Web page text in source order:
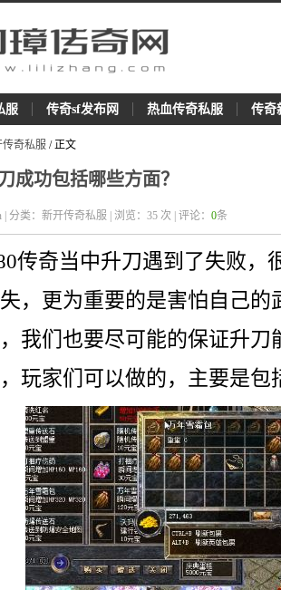
服 传奇sf发布网 热血传奇私服 传奇
传奇私服 / 正文
成功包括哪些方面？
| 分类：新开传奇私服 | 浏览： 35 次 | 评论： 0条
传奇当中升刀遇到了失败，
，更为重要的是害怕自己的
我们也要尽可能的保证升刀
玩家们可以做的，主要是包